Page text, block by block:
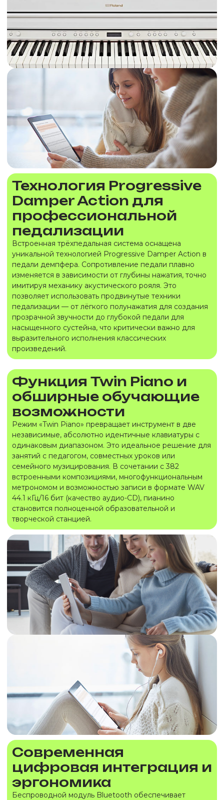
Технология Progressive
Damper Action для
профессиональной
педализации
Встроенная трёхпедальная система оснащена
уникальной технологией Progressive Damper Action в
педали демпфера. Сопротивление педали плавно
изменяется в зависимости от глубины нажатия, точно
имитируя механику акустического рояля. Это
позволяет использовать продвинутые техники
педализации — от лёгкого полунажатия для создания
прозрачной звучности до глубокой педали для
насыщенного сустейна, что критически важно для
выразительного исполнения классических
произведений.
Функция Twin Piano и
обширные обучающие
возможности
Режим «Twin Piano» превращает инструмент в две
независимые, абсолютно идентичные клавиатуры с
одинаковым диапазоном. Это идеальное решение для
занятий с педагогом, совместных уроков или
семейного музицирования. В сочетании с 382
встроенными композициями, многофункциональным
метрономом и возможностью записи в формате WAV
44.1 кГц/16 бит (качество аудио-CD), пианино
становится полноценной образовательной и
творческой станцией.
Современная
цифровая интеграция и
эргономика
Беспроводной модуль Bluetooth обеспечивает